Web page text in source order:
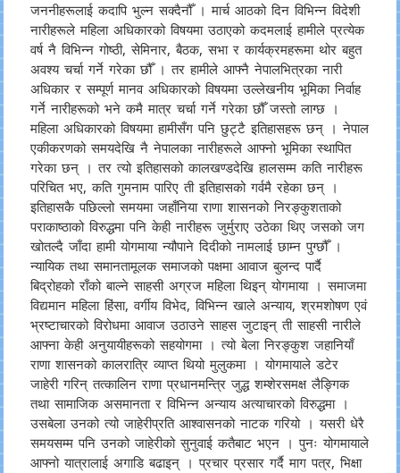
जननीहरूलाई कदापि भुल्न सक्दैनौँ । मार्च आठको दिन विभिन्न विदेशी
नारीहरूले महिला अधिकारको विषयमा उठाएको कदमलाई हामीले प्रत्येक
वर्ष नै विभिन्न गोष्ठी, सेमिनार, बैठक, सभा र कार्यक्रमहरूमा थोर बहुत
अवश्य चर्चा गर्ने गरेका छौँ । तर हामीले आफ्नै नेपालभित्रका नारी
अधिकार र सम्पूर्ण मानव अधिकारको विषयमा उल्लेखनीय भूमिका निर्वाह
गर्ने नारीहरूको भने कमै मात्र चर्चा गर्ने गरेका छौँ जस्तो लाग्छ ।
महिला अधिकारको विषयमा हामीसँग पनि छुट्टै इतिहासहरू छन् । नेपाल
एकीकरणको समयदेखि नै नेपालका नारीहरूले आफ्नो भूमिका स्थापित
गरेका छन् । तर त्यो इतिहासको कालखण्डदेखि हालसम्म कति नारीहरू
परिचित भए, कति गुमनाम पारिए ती इतिहासको गर्वमै रहेका छन् ।
इतिहासकै पछिल्लो समयमा जहाँनिया राणा शासनको निरङ्कुशताको
पराकाष्ठाको विरुद्धमा पनि केही नारीहरू जुर्मुराए उठेका थिए जसको जग
खोतल्दै जाँदा हामी योगमाया न्यौपाने दिदीको नामलाई छाम्न पुग्छौँ ।
न्यायिक तथा समानतामूलक समाजको पक्षमा आवाज बुलन्द पार्दै
बिद्रोहको राँको बाल्ने साहसी अग्रज महिला थिइन् योगमाया । समाजमा
विद्यमान महिला हिंसा, वर्गीय विभेद, विभिन्न खाले अन्याय, श्रमशोषण एवं
भ्रष्टाचारको विरोधमा आवाज उठाउने साहस जुटाइन् ती साहसी नारीले
आफ्ना केही अनुयायीहरूको सहयोगमा । त्यो बेला निरङ्कुश जहानियाँ
राणा शासनको कालरात्रि व्याप्त थियो मुलुकमा । योगमायाले डटेर
जाहेरी गरिन् तत्कालिन राणा प्रधानमन्त्रि जुद्ध शम्शेरसमक्ष लैङ्गिक
तथा सामाजिक असमानता र विभिन्न अन्याय अत्याचारको विरुद्धमा ।
उसबेला उनको त्यो जाहेरीप्रति आश्वासनको नाटक गरियो । यसरी धेरै
समयसम्म पनि उनको जाहेरीको सुनुवाई कतैबाट भएन । पुनः योगमायाले
आफ्नो यात्रालाई अगाडि बढाइन् । प्रचार प्रसार गर्दै माग पत्र, भिक्षा